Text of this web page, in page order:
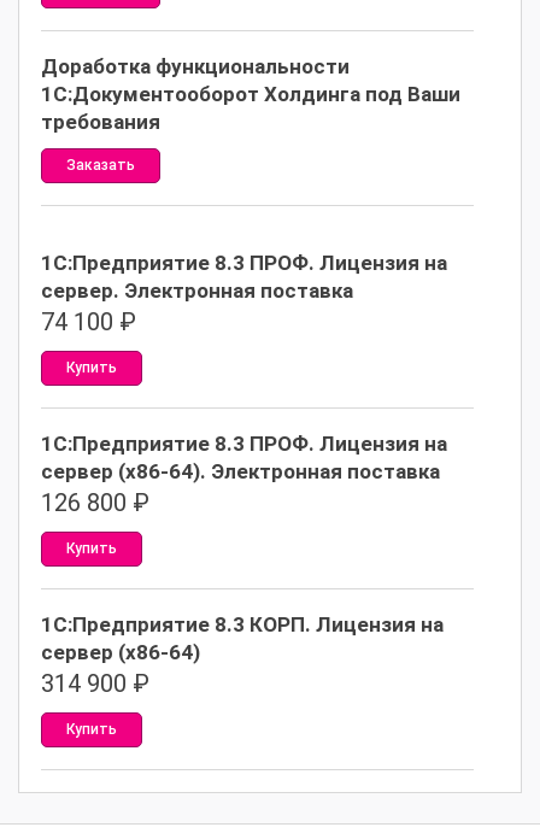
Доработка функциональности
1С:Документооборот Холдинга под Ваши
требования
Заказать
1С:Предприятие 8.3 ПРОФ. Лицензия на
сервер. Электронная поставка
74 100 ₽
Купить
1С:Предприятие 8.3 ПРОФ. Лицензия на
сервер (x86-64). Электронная поставка
126 800 ₽
Купить
1С:Предприятие 8.3 КОРП. Лицензия на
сервер (x86-64)
314 900 ₽
Купить